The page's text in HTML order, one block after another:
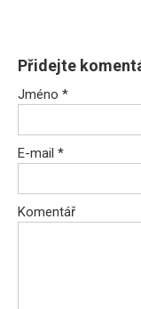
Přidejte
Jméno *
E-mail *
Komentář